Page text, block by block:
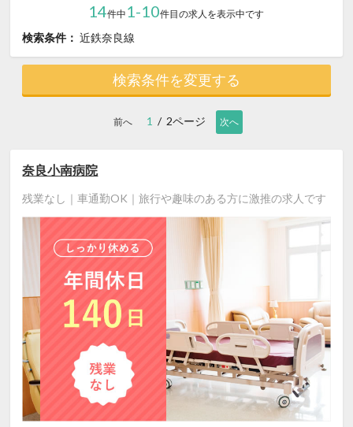
14件中 1-10件目の求人を表示中です
検索条件： 近鉄奈良線
検索条件を変更する
前へ 1 / 2ページ 次へ
奈良小南病院
残業なし｜車通勤OK｜旅行や趣味のある方に激推の求人です